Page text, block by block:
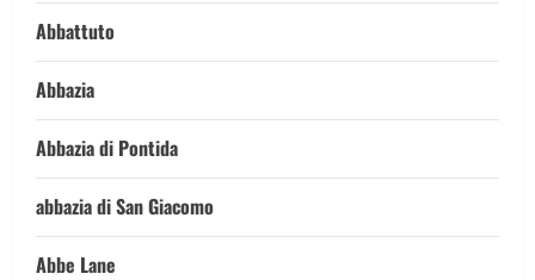
Abbattuto
Abbazia
Abbazia di Pontida
abbazia di San Giacomo
Abbe Lane